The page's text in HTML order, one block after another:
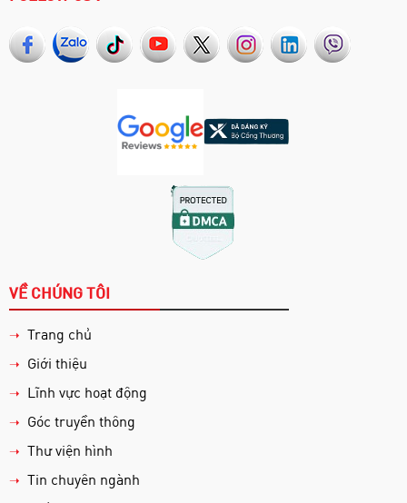
VỀ CHÚNG TÔI
➝ Trang chủ
➝ Giới thiệu
➝ Lĩnh vực hoạt động
➝ Góc truyền thông
➝ Thư viện hình
➝ Tin chuyên ngành